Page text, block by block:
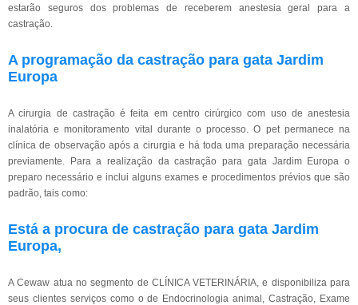
estarão seguros dos problemas de receberem anestesia geral para a
castração.
A programação da castração para gata Jardim
Europa
A cirurgia de castração é feita em centro cirúrgico com uso de anestesia
inalatória e monitoramento vital durante o processo. O pet permanece na
clínica de observação após a cirurgia e há toda uma preparação necessária
previamente. Para a realização da castração para gata Jardim Europa o
preparo necessário e inclui alguns exames e procedimentos prévios que são
padrão, tais como:
Está a procura de castração para gata Jardim
Europa,
A Cewaw atua no segmento de CLÍNICA VETERINÁRIA, e disponibiliza para
seus clientes serviços como o de Endocrinologia animal, Castração, Exame